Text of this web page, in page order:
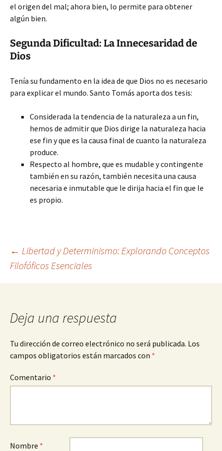
el origen del mal; ahora bien, lo permite para obtener
algún bien.
Segunda Dificultad: La Innecesaridad de
Dios
Tenía su fundamento en la idea de que Dios no es necesario
para explicar el mundo. Santo Tomás aporta dos tesis:
Considerada la tendencia de la naturaleza a un fin,
hemos de admitir que Dios dirige la naturaleza hacia
ese fin y que es la causa final de cuanto la naturaleza
produce.
Respecto al hombre, que es mudable y contingente
también en su razón, también necesita una causa
necesaria e inmutable que le dirija hacia el fin que le
es propio.
Navegación
de
entradas
← Libertad y Determinismo: Explorando Conceptos
Filofóficos Esenciales
Deja una respuesta
Tu dirección de correo electrónico no será publicada. Los
campos obligatorios están marcados con *
Comentario *
Nombre *